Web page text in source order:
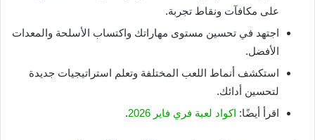
على مكافآت ونقاط تجربة.
اجتهد في تحسين مستوى مهاراتك واكتساب الأسلحة والمعدات
الأفضل.
استكشف أنماط اللعب المختلفة وتعلم استراتيجيات جديدة
لتحسين أدائك.
اقرأ أيضًا: اكواد لعبة فري فاير 2026 .